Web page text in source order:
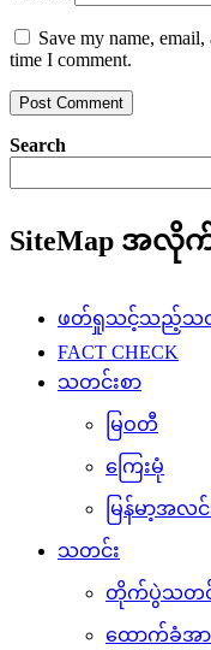
Save my name,
time I comment.
Search
SiteMap အလို
ဖတ်ရှုသင့်သည့်သတင်
FACT CHECK
သတင်းစာ
မြဝတီ
ကြေးမုံ
မြန်မာ့အလင်
သတင်း
တိုက်ပွဲသတင်
ထောက်ခံအာ